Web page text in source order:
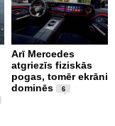
Arī Mercedes
atgriezīs fiziskās
pogas, tomēr ekrāni
dominēs
6